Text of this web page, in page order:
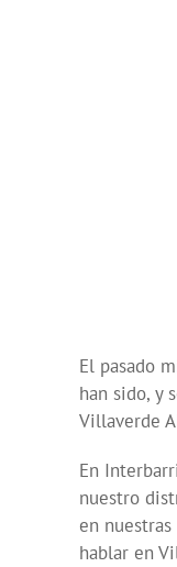
El pasado
han sido, y
Villaverde
En
nuestro
en
hablar en